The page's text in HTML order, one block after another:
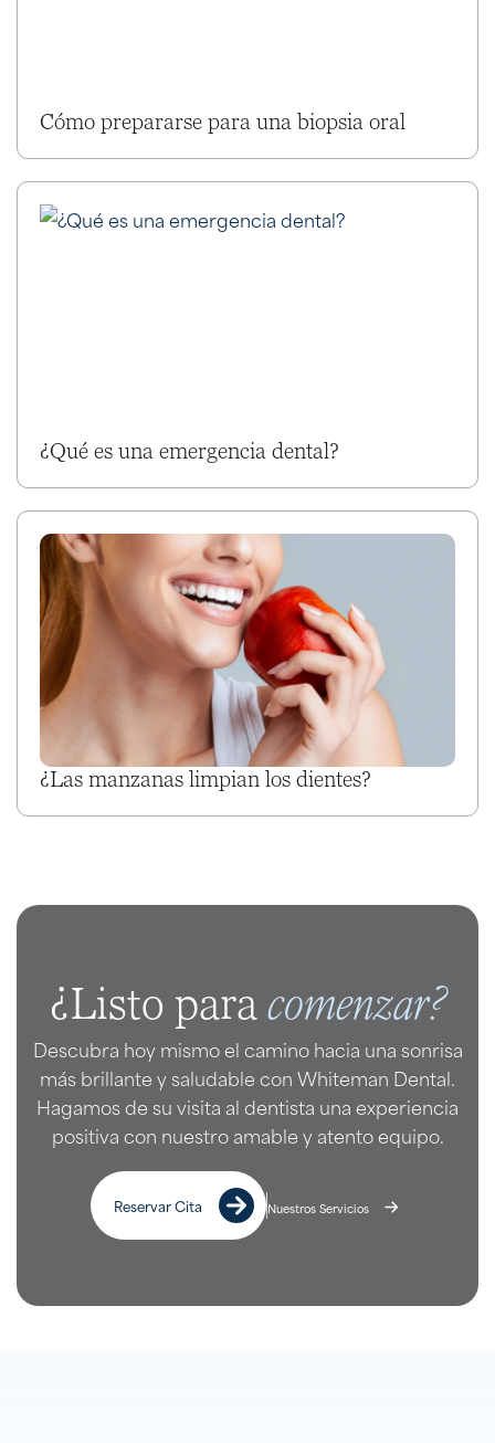
Cómo prepararse para una biopsia oral
¿Qué es una emergencia dental?
¿Las manzanas limpian los dientes?
¿Listo paracomenzar?
Descubra hoy mismo el camino hacia una sonrisa
más brillante y saludable con Whiteman Dental.
Hagamos de su visita al dentista una experiencia
positiva con nuestro amable y atento equipo.
Reservar Cita Nuestros Servicios